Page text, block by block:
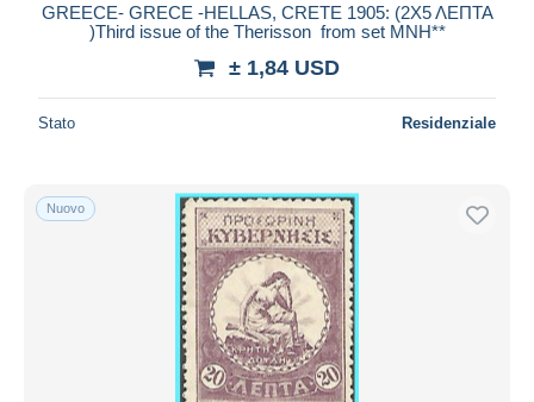
GREECE- GRECE -HELLAS, CRETE 1905: (2Χ5 ΛΕΠΤΑ
)Third issue of the Therisson from set MNH**
± 1,84 USD
Stato Residenziale
Nuovo